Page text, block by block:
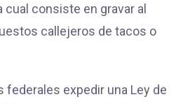
cual consiste en gravar al
callejeros de tacos o
federales expedir una Ley de